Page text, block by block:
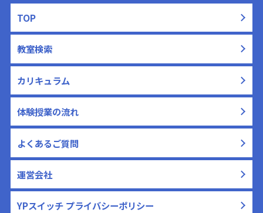
TOP
教室検索
カリキュラム
体験授業の流れ
よくあるご質問
運営会社
YPスイッチ プライバシーポリシー